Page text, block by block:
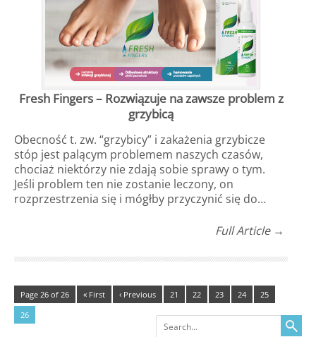
Fresh Fingers – Rozwiązuje na zawsze problem z
grzybicą
Obecność t. zw. “grzybicy” i zakażenia grzybicze
stóp jest palącym problemem naszych czasów,
chociaż niektórzy nie zdają sobie sprawy o tym.
Jeśli problem ten nie zostanie leczony, on
rozprzestrzenia się i mógłby przyczynić się do…
Full Article →
Page 26 of 26 « First ‹ Previous 21 22 23 24
25
26
Search